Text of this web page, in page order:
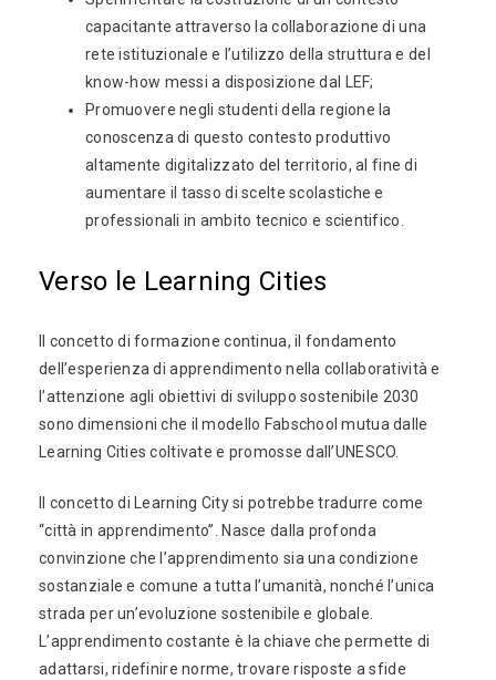
capacitante attraverso la collaborazione di una
rete istituzionale e l’utilizzo della struttura e del
know-how messi a disposizione dal LEF;
Promuovere negli studenti della regione la
conoscenza di questo contesto produttivo
altamente digitalizzato del territorio, al fine di
aumentare il tasso di scelte scolastiche e
professionali in ambito tecnico e scientifico.
Verso le Learning Cities
Il concetto di formazione continua, il fondamento
dell’esperienza di apprendimento nella collaboratività e
l’attenzione agli obiettivi di sviluppo sostenibile 2030
sono dimensioni che il modello Fabschool mutua dalle
Learning Cities coltivate e promosse dall’UNESCO.
Il concetto di Learning City si potrebbe tradurre come
“città in apprendimento”. Nasce dalla profonda
convinzione che l’apprendimento sia una condizione
sostanziale e comune a tutta l’umanità, nonché l’unica
strada per un’evoluzione sostenibile e globale.
L’apprendimento costante è la chiave che permette di
adattarsi, ridefinire norme, trovare risposte a sfide